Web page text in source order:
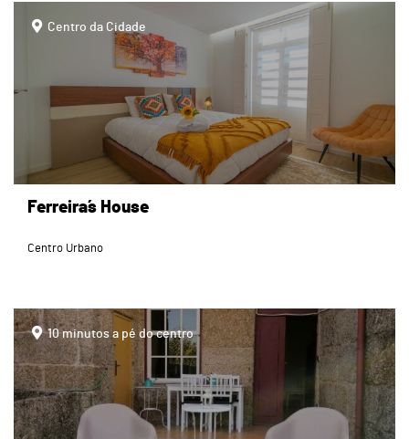
Centro da Cidade
Ferreira´s House
Centro Urbano
page
10 minutos a pé do centro